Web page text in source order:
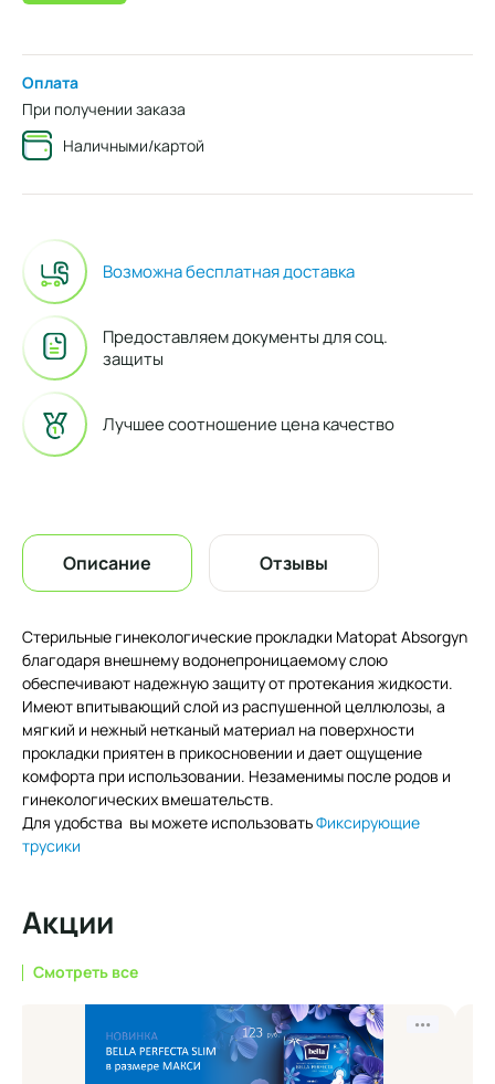
Оплата
При получении заказа
Наличными/картой
Возможна бесплатная доставка
Предоставляем документы для соц.
защиты
Лучшее соотношение цена качество
Описание Отзывы
Стерильные гинекологические прокладки Matopat Absorgyn
благодаря внешнему водонепроницаемому слою
обеспечивают надежную защиту от протекания жидкости.
Имеют впитывающий слой из распушенной целлюлозы, а
мягкий и нежный нетканый материал на поверхности
прокладки приятен в прикосновении и дает ощущение
комфорта при использовании. Незаменимы после родов и
гинекологических вмешательств.
Для удобства вы можете использоватьФиксирующие
трусики
Акции
Смотреть все
•••